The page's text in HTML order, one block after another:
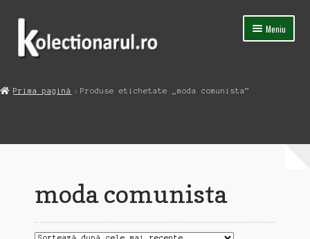
Sari
navigare
Sari
conținut
Meniu
Contact
Prima pagină Produse etichetate „moda comunista”
moda comunista